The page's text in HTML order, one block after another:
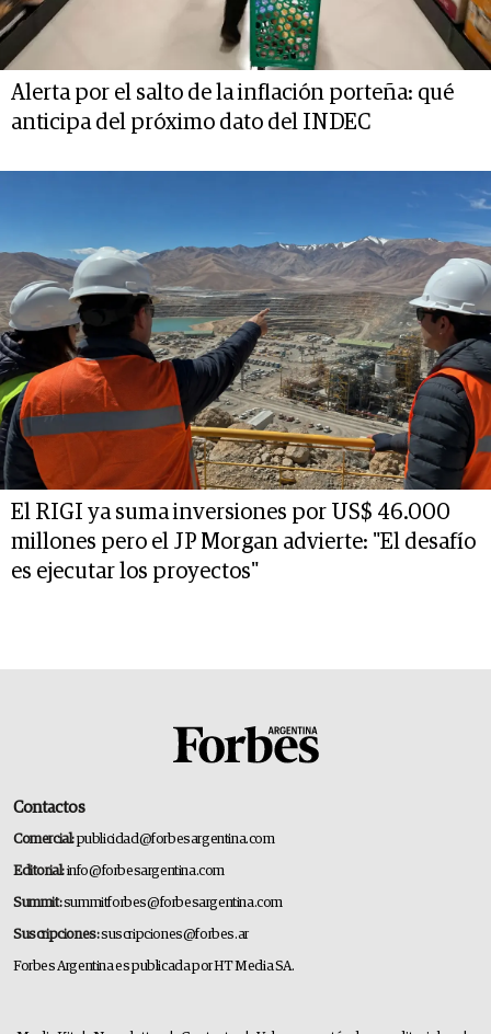
Alerta por el salto de la inflación porteña: qué
anticipa del próximo dato del INDEC
El RIGI ya suma inversiones por US$ 46.000
millones pero el JP Morgan advierte: "El desafío
es ejecutar los proyectos"
Contactos
Comercial:publicidad@forbesargentina.com
Editorial:info@forbesargentina.com
Summit:summitforbes@forbesargentina.com
Suscripciones:suscripciones@forbes.ar
Forbes Argentina es publicada por HT Media SA.